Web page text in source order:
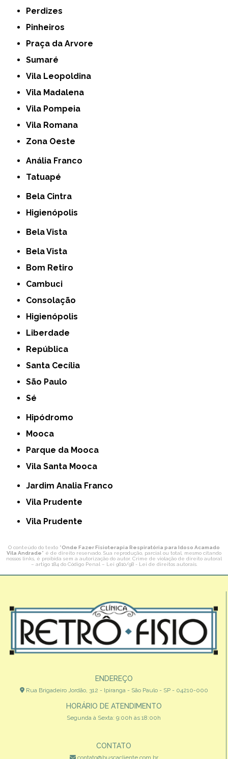
Perdizes
Pinheiros
Praça da Arvore
Sumaré
Vila Leopoldina
Vila Madalena
Vila Pompeia
Vila Romana
Zona Oeste
Anália Franco
Tatuapé
Bela Cintra
Higienópolis
Bela Vista
Bela Vista
Bom Retiro
Cambuci
Consolação
Higienópolis
Liberdade
República
Santa Cecília
São Paulo
Sé
Hipódromo
Mooca
Parque da Mooca
Vila Santa Mooca
Jardim Analia Franco
Vila Prudente
Vila Prudente
O conteúdo do texto "Onde Fazer Fisioterapia Respiratória para Idoso Acamado
Vila Andrade" é de direito reservado. Sua reprodução, parcial ou total, mesmo citando
nossos links, é proibida sem a autorização do autor. Crime de violação de direito autoral
– artigo 184 do Código Penal – Lei 9610/98 - Lei de direitos autorais.
ENDEREÇO
Rua Brigadeiro Jordão, 312 - Ipiranga - São Paulo - SP - 04210-000
HORÁRIO DE ATENDIMENTO
Segunda à Sexta: 9:00h às 18:00h
CONTATO
contato@buscacliente.com.br